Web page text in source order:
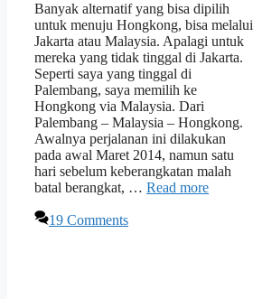
Banyak alternatif yang bisa dipilih
untuk menuju Hongkong, bisa melalui
Jakarta atau Malaysia. Apalagi untuk
mereka yang tidak tinggal di Jakarta.
Seperti saya yang tinggal di
Palembang, saya memilih ke
Hongkong via Malaysia. Dari
Palembang – Malaysia – Hongkong.
Awalnya perjalanan ini dilakukan
pada awal Maret 2014, namun satu
hari sebelum keberangkatan malah
batal berangkat, … Read more
19 Comments